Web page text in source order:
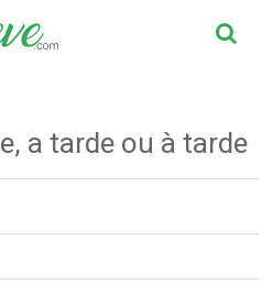
a tarde ou à tarde